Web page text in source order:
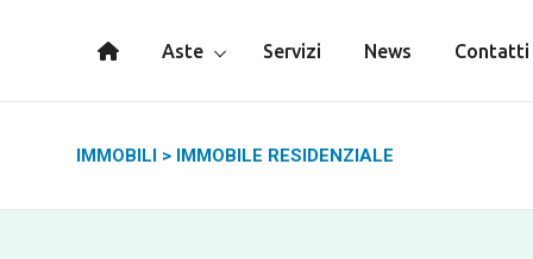
Aste Servizi News Contatti
IMMOBILI > IMMOBILE RESIDENZIALE